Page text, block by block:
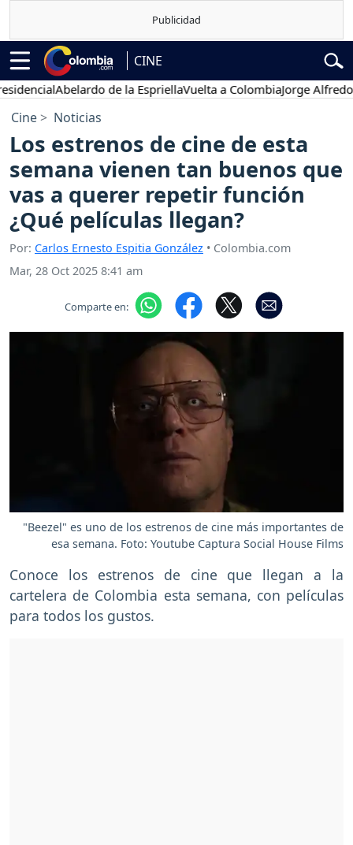
CINE
Abelardo de la EspriellaVuelta a ColombiaJorge Alfredo Vargas
Cine Noticias
Los estrenos de cine de esta
semana vienen tan buenos que
vas a querer repetir función
¿Qué películas llegan?
Por: Carlos Ernesto Espitia González • Colombia.com
Mar, 28 Oct 2025 8:41 am
Comparte en:
"Beezel" es uno de los estrenos de cine más importantes de
esa semana. Foto: Youtube Captura Social House Films
Conoce los estrenos de cine que llegan a la
cartelera de Colombia esta semana, con películas
para todos los gustos.